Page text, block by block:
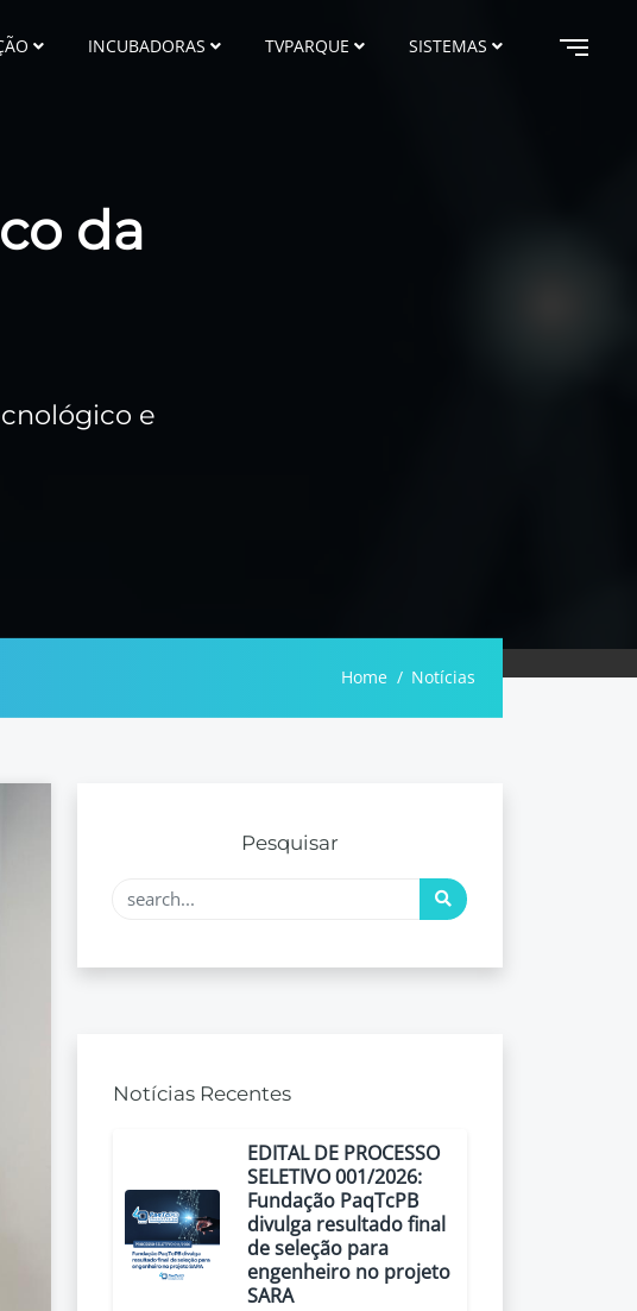
INCUBADORAS TVPARQUE SISTEMAS
da
e
Home Notícias
Pesquisar
Notícias Recentes
EDITAL DE PROCESSO
SELETIVO 001/2026:
Fundação PaqTcPB
divulga resultado final
de seleção para
engenheiro no projeto
SARA